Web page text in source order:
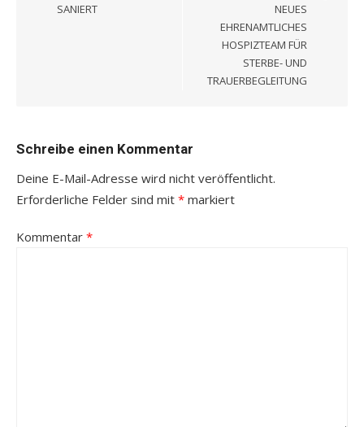
SANIERT
NEUES
EHRENAMTLICHES
HOSPIZTEAM FÜR
STERBE- UND
TRAUERBEGLEITUNG
Schreibe einen Kommentar
Deine E-Mail-Adresse wird nicht veröffentlicht.
Erforderliche Felder sind mit * markiert
Kommentar *